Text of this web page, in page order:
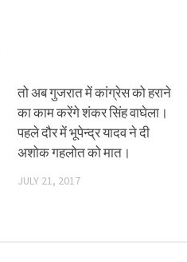
तो अब गुजरात में कांग्रेस को हराने
का काम करेंगे शंकर सिंह वाघेला।
पहले दौर में भूपेन्द्र यादव ने दी
अशोक गहलोत को मात।
JULY 21, 2017